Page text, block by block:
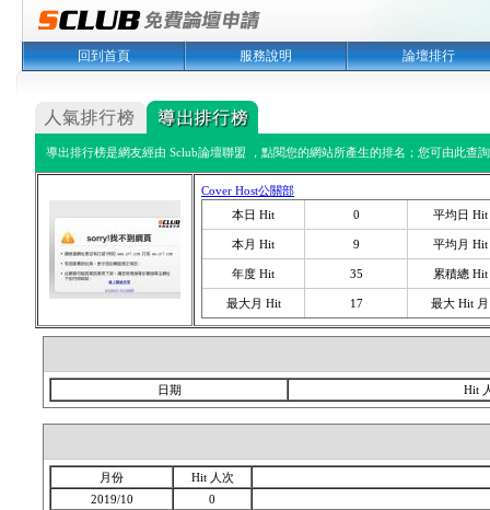
回到首頁 服務說明 論壇排行
導出排行榜是網友經由 Sclub論壇聯盟 ，點閱您的網站所產生的排名；您可由此查
Cover Host公關部
本日 Hit
0 平均日 Hit
本月 Hit 9 平均月 Hit
年度 Hit 35 累積總 Hit
最大月 Hit 17 最大 Hit 月
日期 Hit
月份
Hit 人次
2019/10
0